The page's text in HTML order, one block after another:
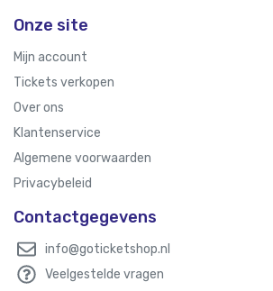
Onze site
Mijn account
Tickets verkopen
Over ons
Klantenservice
Algemene voorwaarden
Privacybeleid
Contactgegevens
info@goticketshop.nl
Veelgestelde vragen